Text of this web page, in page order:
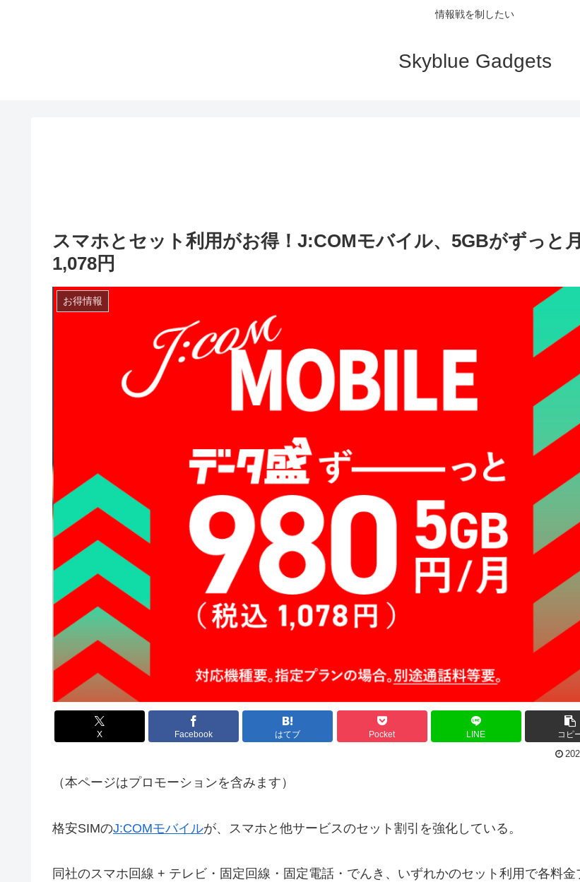
情報戦を制したい
Skyblue Gadgets
スマホとセット利用がお得！J:COMモバイル、5GBがずっと
1,078円
お得情報
X Facebook はてブ Pocket LINE コピ
（本ページはプロモーションを含みます）
格安SIMのJ:COMモバイルが、スマホと他サービスのセット割引を強化している。
同社のスマホ回線 + テレビ・固定回線・固定電話・でんき、いずれかのセット利用で各料金